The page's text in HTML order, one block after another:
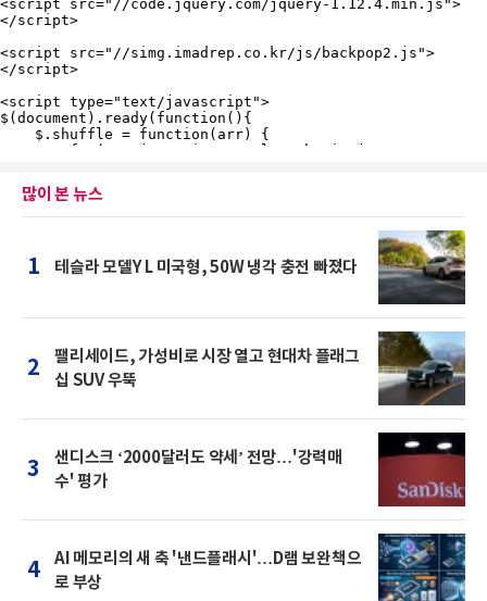
많이 본 뉴스
1 테슬라 모델Y L 미국형, 50W 냉각 충전 빠졌다
2
팰리세이드, 가성비로 시장 열고 현대차 플래그
십 SUV 우뚝
3
샌디스크 ‘2000달러도 약세’ 전망…'강력매
수' 평가
4
AI 메모리의 새 축 '낸드플래시'…D램 보완책으
로 부상